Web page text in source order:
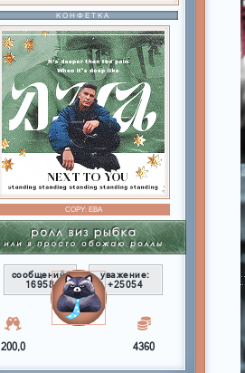
КОНФЕТКА
COPY:ЕВА
сообщений:
16958
уважение:
+25054
200,0 4360